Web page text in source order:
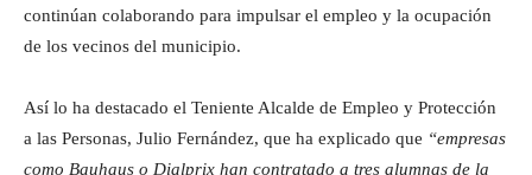
continúan colaborando para impulsar el empleo y la ocupación
de los vecinos del municipio.
Así lo ha destacado el Teniente Alcalde de Empleo y Protección
a las Personas, Julio Fernández, que ha explicado que “empresas
como Bauhaus o Dialprix han contratado a tres alumnas de la